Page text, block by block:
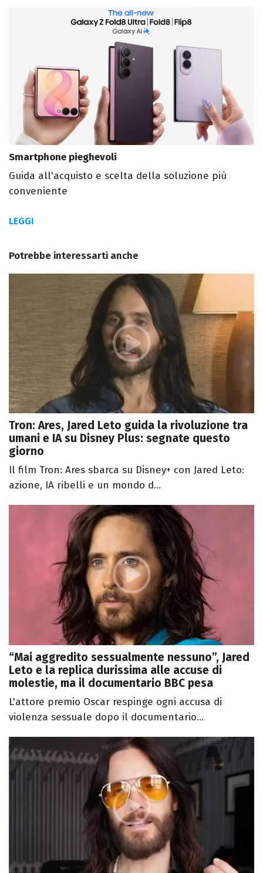
Smartphone pieghevoli
Guida all'acquisto e scelta della soluzione più
conveniente
LEGGI
Potrebbe interessarti anche
Tron: Ares, Jared Leto guida la rivoluzione tra
umani e IA su Disney Plus: segnate questo
giorno
Il film Tron: Ares sbarca su Disney+ con Jared Leto:
azione, IA ribelli e un mondo d...
“Mai aggredito sessualmente nessuno”, Jared
Leto e la replica durissima alle accuse di
molestie, ma il documentario BBC pesa
L'attore premio Oscar respinge ogni accusa di
violenza sessuale dopo il documentario...